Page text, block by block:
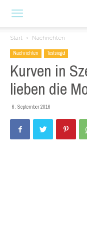
Start Nachrichten
Nachrichten Testsiegel
Kurven in
lieben die
6. September 2016